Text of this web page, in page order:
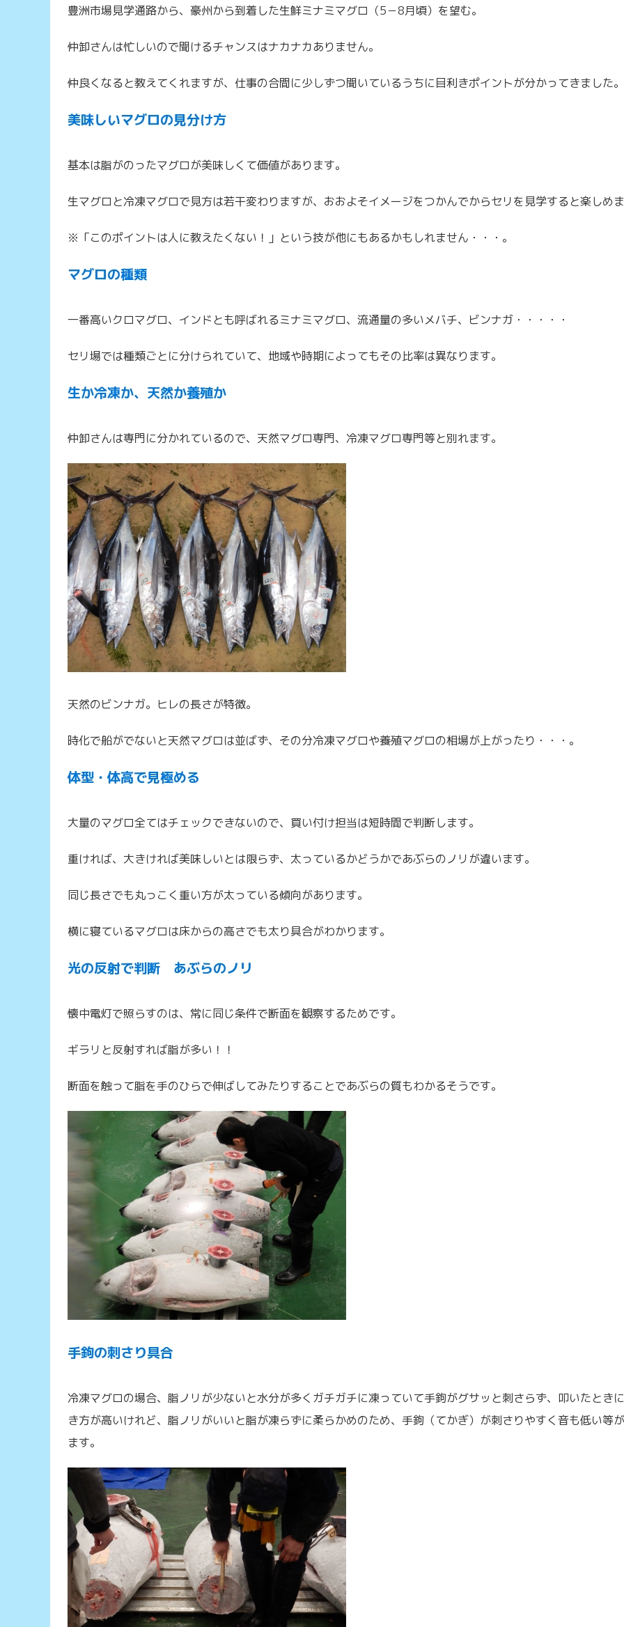
豊洲市場見学通路から、豪州から到着した生鮮ミナミマグロ（5－8月頃）を望む。
仲卸さんは忙しいので聞けるチャンスはナカナカありません。
仲良くなると教えてくれますが、仕事の合間に少しずつ聞いているうちに目利きポイントが分かってきました。
美味しいマグロの見分け方
基本は脂がのったマグロが美味しくて価値があります。
生マグロと冷凍マグロで見方は若干変わりますが、おおよそイメージをつかんでからセリを見学すると楽しめま
※「このポイントは人に教えたくない！」という技が他にもあるかもしれません・・・。
マグロの種類
一番高いクロマグロ、インドとも呼ばれるミナミマグロ、流通量の多いメバチ、ビンナガ・・・・・
セリ場では種類ごとに分けられていて、地域や時期によってもその比率は異なります。
生か冷凍か、天然か養殖か
仲卸さんは専門に分かれているので、天然マグロ専門、冷凍マグロ専門等と別れます。
天然のビンナガ。ヒレの長さが特徴。
時化で船がでないと天然マグロは並ばず、その分冷凍マグロや養殖マグロの相場が上がったり・・・。
体型・体高で見極める
大量のマグロ全てはチェックできないので、買い付け担当は短時間で判断します。
重ければ、大きければ美味しいとは限らず、太っているかどうかであぶらのノリが違います。
同じ長さでも丸っこく重い方が太っている傾向があります。
横に寝ているマグロは床からの高さでも太り具合がわかります。
光の反射で判断 あぶらのノリ
懐中電灯で照らすのは、常に同じ条件で断面を観察するためです。
ギラリと反射すれば脂が多い！！
断面を触って脂を手のひらで伸ばしてみたりすることであぶらの質もわかるそうです。
手鉤の刺さり具合
冷凍マグロの場合、脂ノリが少ないと水分が多くガチガチに凍っていて手鉤がグサッと刺さらず、叩いたとき
き方が高いけれど、脂ノリがいいと脂が凍らずに柔らかめのため、手鉤（てかぎ）が刺さりやすく音も低い等
ます。